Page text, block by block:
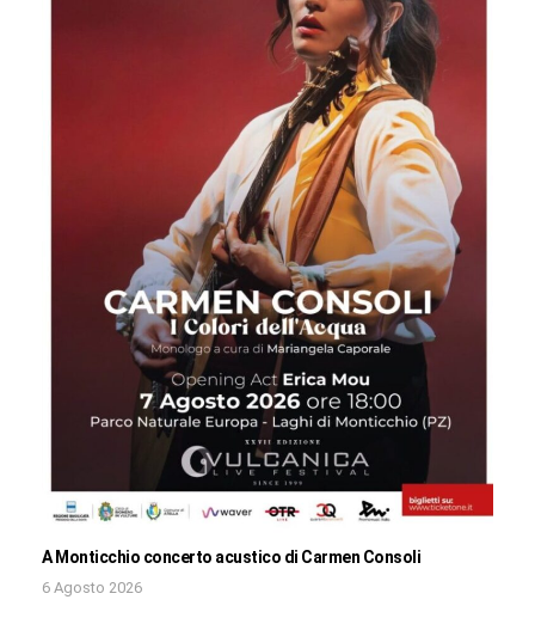
A Monticchio concerto acustico di Carmen Consoli
6 Agosto 2026